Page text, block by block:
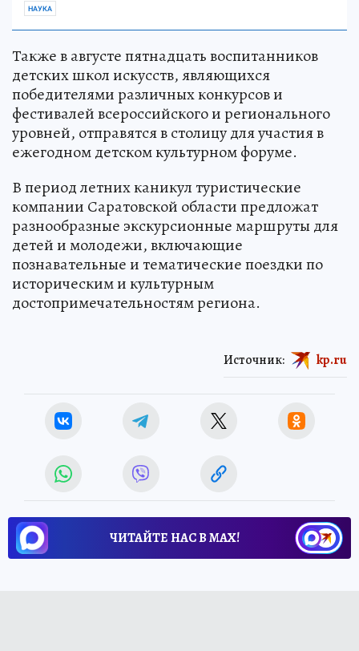
НАУКА
Также в августе пятнадцать воспитанников
детских школ искусств, являющихся
победителями различных конкурсов и
фестивалей всероссийского и регионального
уровней, отправятся в столицу для участия в
ежегодном детском культурном форуме.
В период летних каникул туристические
компании Саратовской области предложат
разнообразные экскурсионные маршруты для
детей и молодежи, включающие
познавательные и тематические поездки по
историческим и культурным
достопримечательностям региона.
Источник: kp.ru
ЧИТАЙТЕ НАС В МАХ!